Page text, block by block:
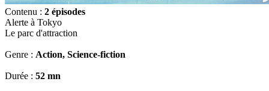
Contenu : 2 épisodes
Alerte à Tokyo
Le parc d'attraction
Genre : Action, Science-fiction
Durée : 52 mn